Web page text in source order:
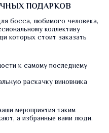
ПОДАРКОВ
босса, любимого человека,
коллективу
которых стоит заказать
к самому последнему
раскачку виновника
мероприятия таким
а избранные вами люди.